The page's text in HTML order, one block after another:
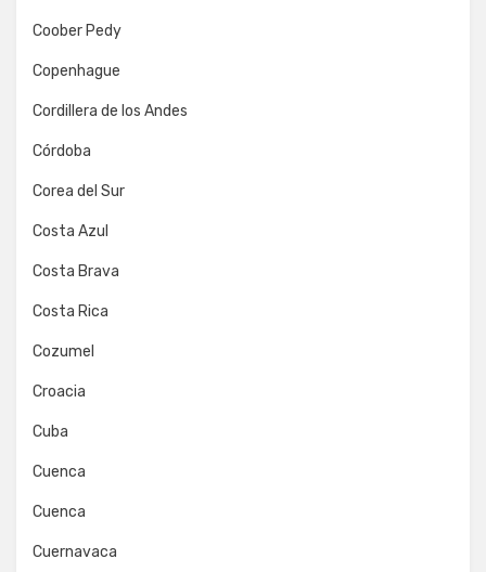
Coober Pedy
Copenhague
Cordillera de los Andes
Córdoba
Corea del Sur
Costa Azul
Costa Brava
Costa Rica
Cozumel
Croacia
Cuba
Cuenca
Cuenca
Cuernavaca